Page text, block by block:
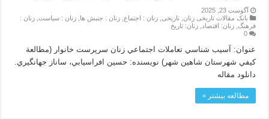
آگوست 23, 2025
بانک مقالات تاریخی زنان ,تاریخی ,زنان : اجتماع ,زنان : جنبش ها ,زنان : سیاست ,زنان :
فرهنگ ,زنان: اقتصاد ,زنان: تاریخ
0
عنوان: آسيب شناسي تعاملات اجتماعي زنان سرپرست خانوار (مطالعة
كيفي شهرستان شاهين شهر) نویسنده: حسين افراسيابي، ساناز جهانگيري.
دانلود مقاله
مطالعه بیشتر »